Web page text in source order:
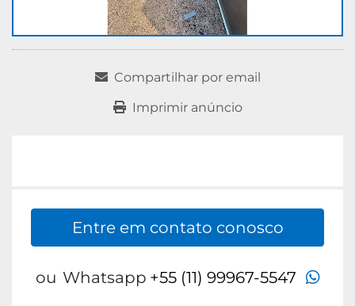
Compartilhar por email
Imprimir anúncio
Entre em contato conosco
ou Whatsapp +55 (11) 99967-5547